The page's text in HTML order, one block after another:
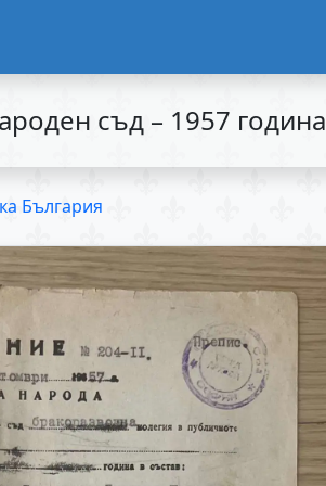
съд – 1957 година
България